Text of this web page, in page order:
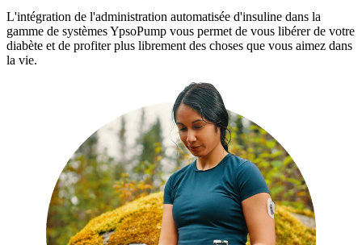
L'intégration de l'administration automatisée d'insuline dans la
gamme de systèmes YpsoPump vous permet de vous libérer de votre
diabète et de profiter plus librement des choses que vous aimez dans
la vie.